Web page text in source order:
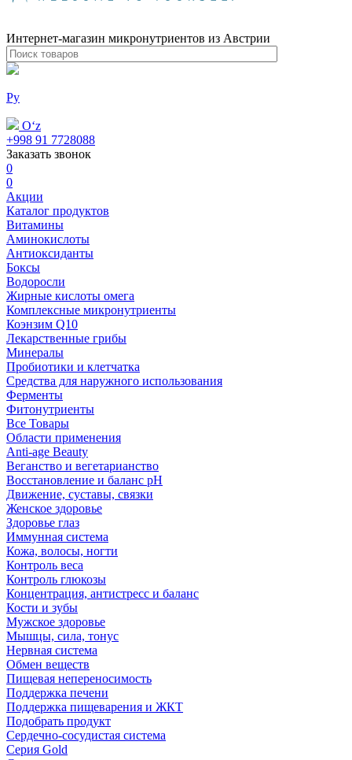
Интернет-магазин микронутриентов из Австрии
Ру
Oʻz
+998 91 7728088
Заказать звонок
0
0
Акции
Каталог продуктов
Витамины
Аминокислоты
Антиоксиданты
Боксы
Водоросли
Жирные кислоты омега
Комплексные микронутриенты
Коэнзим Q10
Лекарственные грибы
Минералы
Пробиотики и клетчатка
Средства для наружного использования
Ферменты
Фитонутриенты
Все Товары
Области применения
Anti-age Beauty
Веганство и вегетарианство
Восстановление и баланс pH
Движение, суставы, связки
Женское здоровье
Здоровье глаз
Иммунная система
Кожа, волосы, ногти
Контроль веса
Контроль глюкозы
Концентрация, антистресс и баланс
Кости и зубы
Мужское здоровье
Мышцы, сила, тонус
Нервная система
Обмен веществ
Пищевая непереносимость
Поддержка печени
Поддержка пищеварения и ЖКТ
Подобрать продукт
Сердечно-сосудистая система
Серия Gold